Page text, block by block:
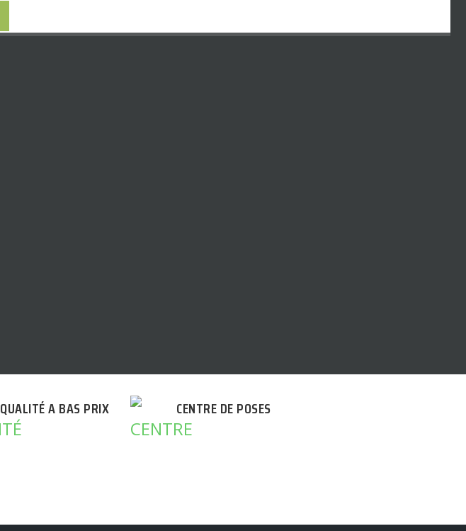
QUALITÉ A BAS PRIX CENTRE DE POSES